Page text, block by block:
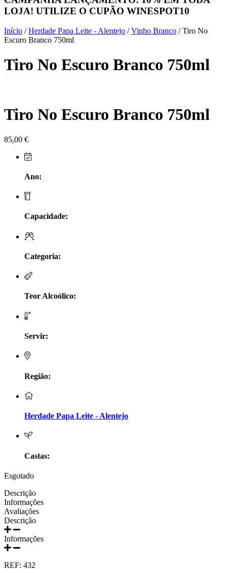
Herdade do Sobroso Alentejo
Herdade dos Coteis Alentejo
Herdade Papa Leite - Alentejo
Marcio Em Campo - Tejo
LOJA! UTILIZE O CUPÃO WINESPOT10
Início /Herdade Papa Leite - Alentejo /Vinho Branco / Tiro No
Escuro Branco 750ml
Tiro No Escuro Branco 750ml
Tiro No Escuro Branco 750ml
85,00 €
Ano:
Capacidade:
Categoria:
Teor Alcoólico:
Servir:
Região:
Herdade Papa Leite - Alentejo
Castas:
Esgotado
Descrição
Informações
Avaliações
Descrição
Informações
REF: 432